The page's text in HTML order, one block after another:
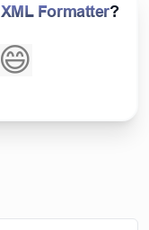
XML Formatter?
😄